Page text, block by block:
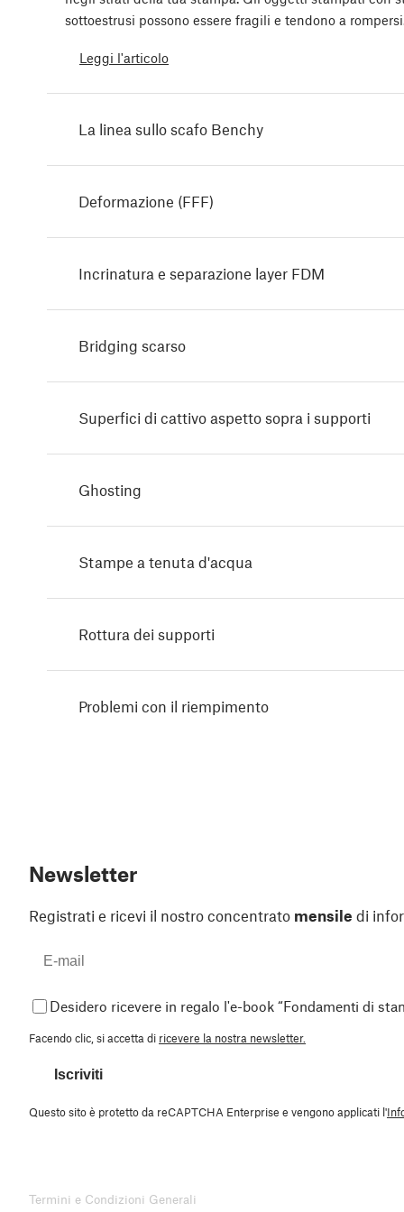
sottoestrusi possono essere fragili e tendono a
Leggi l'articolo
La linea sullo scafo Benchy
Deformazione (FFF)
Incrinatura e separazione layer FDM
Bridging scarso
Superfici di cattivo aspetto sopra i supporti
Ghosting
Stampe a tenuta d'acqua
Rottura dei supporti
Problemi con il riempimento
Newsletter
Registrati e ricevi il nostro concentrato mensile di
Desidero ricevere in regalo l'e-book “Fondamenti di
Facendo clic, si accetta di ricevere la nostra newsletter.
Iscriviti
Questo sito è protetto da reCAPTCHA Enterprise e vengono applicati l'
Termini e Condizioni Generali